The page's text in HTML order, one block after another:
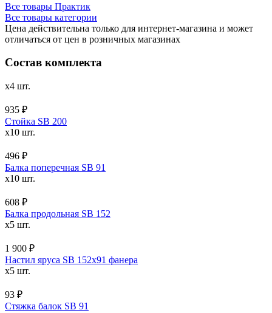
Все товары Практик
Все товары категории
Цена действительна только для интернет-магазина и может
отличаться от цен в розничных магазинах
Состав комплекта
x4 шт.
935 ₽
Стойка SB 200
x10 шт.
496 ₽
Балка поперечная SB 91
x10 шт.
608 ₽
Балка продольная SB 152
x5 шт.
1 900 ₽
Настил яруса SB 152х91 фанера
x5 шт.
93 ₽
Стяжка балок SB 91